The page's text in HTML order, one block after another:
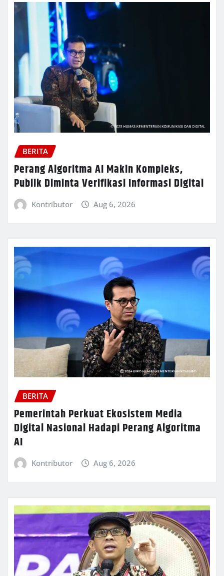
BERITA
Perang Algoritma AI Makin Kompleks,
Publik Diminta Verifikasi Informasi Digital
Kontributor Aug 6, 2026
BERITA
Pemerintah Perkuat Ekosistem Media
Digital Nasional Hadapi Perang Algoritma
AI
Kontributor Aug 6, 2026